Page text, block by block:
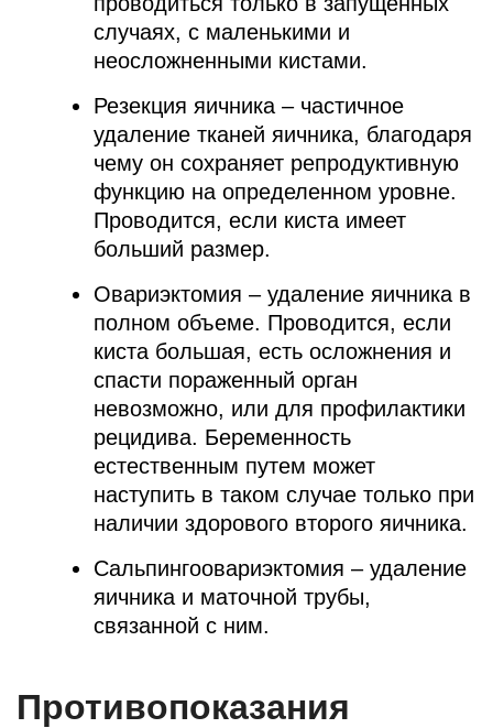
случаях, с маленькими и
неосложненными кистами.
Резекция яичника – частичное
удаление тканей яичника, благодаря
чему он сохраняет репродуктивную
функцию на определенном уровне.
Проводится, если киста имеет
больший размер.
Овариэктомия – удаление яичника в
полном объеме. Проводится, если
киста большая, есть осложнения и
спасти пораженный орган
невозможно, или для профилактики
рецидива. Беременность
естественным путем может
наступить в таком случае только при
наличии здорового второго яичника.
Сальпингоовариэктомия – удаление
яичника и маточной трубы,
связанной с ним.
Противопоказания